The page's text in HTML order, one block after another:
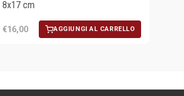
8x17 cm
€16,00 AGGIUNGI AL CARRELLO